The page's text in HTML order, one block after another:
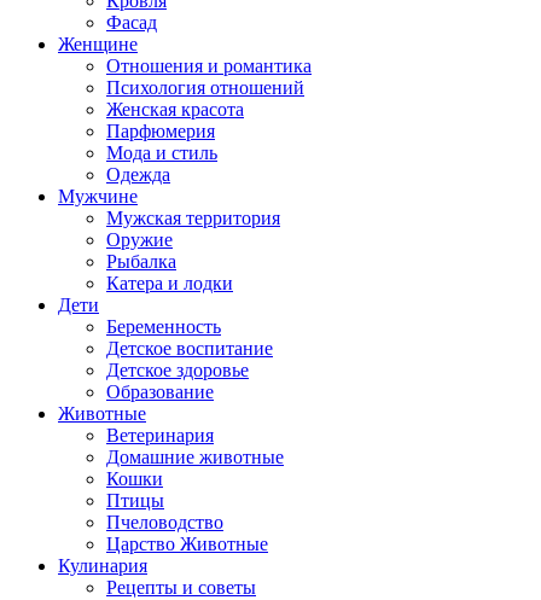
Фасад
Женщине
Отношения и романтика
Психология отношений
Женская красота
Парфюмерия
Мода и стиль
Одежда
Мужчине
Мужская территория
Оружие
Рыбалка
Катера и лодки
Дети
Беременность
Детское воспитание
Детское здоровье
Образование
Животные
Ветеринария
Домашние животные
Кошки
Птицы
Пчеловодство
Царство Животные
Кулинария
Рецепты и советы